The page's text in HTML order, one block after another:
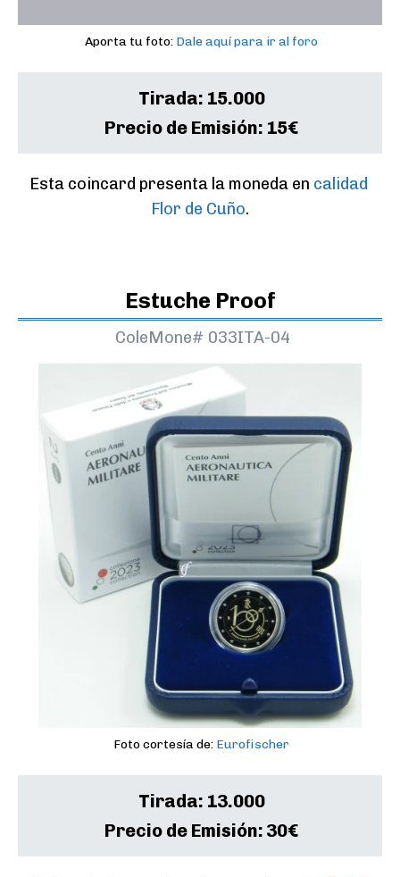
Aporta tu foto: Dale aquí para ir al foro
Tirada: 15.000
Precio de Emisión: 15€
Esta coincard presenta la moneda en calidad
Flor de Cuño.
Estuche Proof
ColeMone# 033ITA-04
Foto cortesía de: Eurofischer
Tirada: 13.000
Precio de Emisión: 30€